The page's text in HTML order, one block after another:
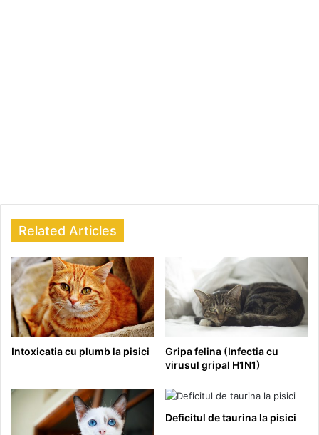
Related Articles
Intoxicatia cu plumb la pisici
Gripa felina (Infectia cu
virusul gripal H1N1)
Deficitul de taurina la pisici